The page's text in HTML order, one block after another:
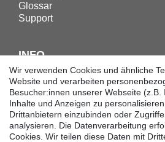
Glossar
Support
INFO
Downloadcenter
Batterieentsorgung
Hilfe
Termine
Erklärung zur Barrierefreiheit
Wir verwenden Cookies und ähnliche
Website und verarbeiten
Besucher:innen unserer Webseite (z.B.
Inhalte und Anzeigen zu
Drittanbietern einzubinden oder
analysieren. Die Datenverarbeitung
Cookies. Wir teilen diese Daten mit